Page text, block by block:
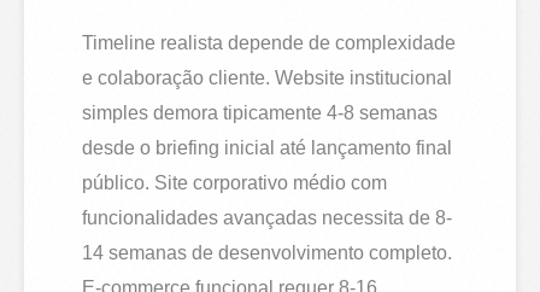
Timeline realista depende de complexidade
e colaboração cliente. Website institucional
simples demora tipicamente 4-8 semanas
desde o briefing inicial até lançamento final
público. Site corporativo médio com
funcionalidades avançadas necessita de 8-
14 semanas de desenvolvimento completo.
E-commerce funcional requer 8-16